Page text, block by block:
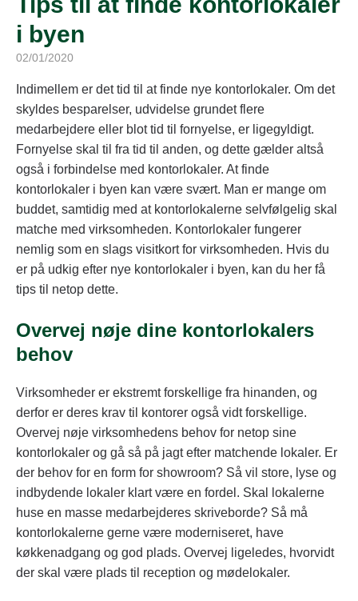
i byen
02/01/2020
Indimellem er det tid til at finde nye kontorlokaler. Om det
skyldes besparelser, udvidelse grundet flere
medarbejdere eller blot tid til fornyelse, er ligegyldigt.
Fornyelse skal til fra tid til anden, og dette gælder altså
også i forbindelse med kontorlokaler. At finde
kontorlokaler i byen kan være svært. Man er mange om
buddet, samtidig med at kontorlokalerne selvfølgelig skal
matche med virksomheden. Kontorlokaler fungerer
nemlig som en slags visitkort for virksomheden. Hvis du
er på udkig efter nye kontorlokaler i byen, kan du her få
tips til netop dette.
Overvej nøje dine kontorlokalers
behov
Virksomheder er ekstremt forskellige fra hinanden, og
derfor er deres krav til kontorer også vidt forskellige.
Overvej nøje virksomhedens behov for netop sine
kontorlokaler og gå så på jagt efter matchende lokaler. Er
der behov for en form for showroom? Så vil store, lyse og
indbydende lokaler klart være en fordel. Skal lokalerne
huse en masse medarbejderes skriveborde? Så må
kontorlokalerne gerne være moderniseret, have
køkkenadgang og god plads. Overvej ligeledes, hvorvidt
der skal være plads til reception og mødelokaler.